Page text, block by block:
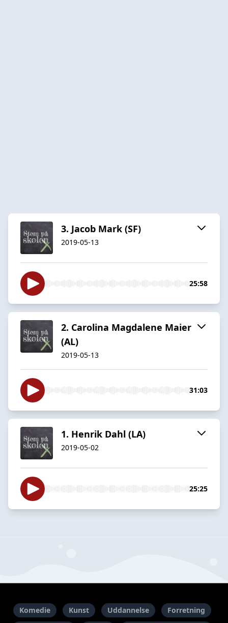
3. Jacob Mark (SF)
2019-05-13
25:58
2. Carolina Magdalene Maier
(AL)
2019-05-13
31:03
1. Henrik Dahl (LA)
2019-05-02
25:25
Komedie Kunst Uddannelse Forretning